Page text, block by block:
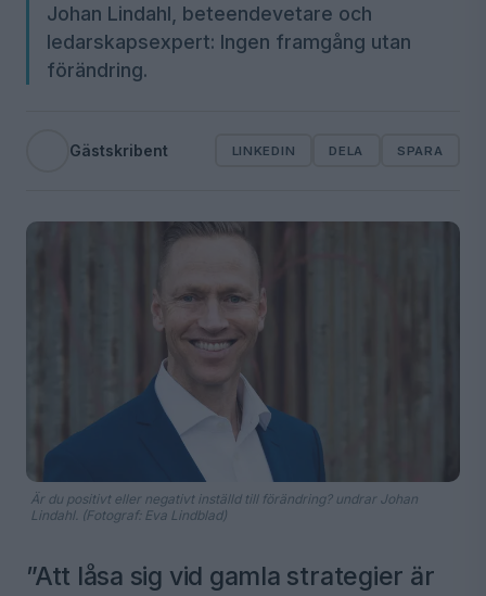
Johan Lindahl, beteendevetare och
ledarskapsexpert: Ingen framgång utan
förändring.
Gästskribent LINKEDIN DELA SPARA
Är du positivt eller negativt inställd till förändring? undrar Johan
Lindahl. (Fotograf: Eva Lindblad)
”Att låsa sig vid gamla strategier är